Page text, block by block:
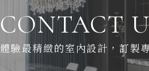
CONTACT
體驗最精緻的室內設計， 訂製